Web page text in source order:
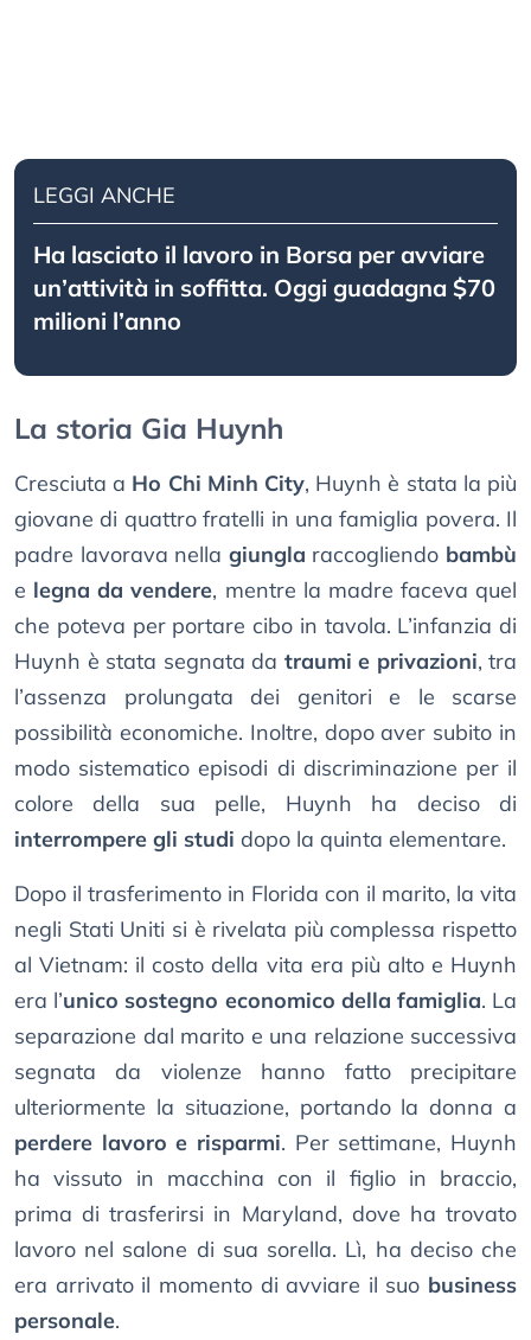
LEGGI ANCHE
Ha lasciato il lavoro in Borsa per avviare
un’attività in soffitta. Oggi guadagna $70
milioni l’anno
La storia Gia Huynh
Cresciuta a Ho Chi Minh City, Huynh è stata la più
giovane di quattro fratelli in una famiglia povera. Il
padre lavorava nella giungla raccogliendo bambù
e legna da vendere, mentre la madre faceva quel
che poteva per portare cibo in tavola. L’infanzia di
Huynh è stata segnata da traumi e privazioni, tra
l’assenza prolungata dei genitori e le scarse
possibilità economiche. Inoltre, dopo aver subito in
modo sistematico episodi di discriminazione per il
colore della sua pelle, Huynh ha deciso di
interrompere gli studi dopo la quinta elementare.
Dopo il trasferimento in Florida con il marito, la vita
negli Stati Uniti si è rivelata più complessa rispetto
al Vietnam: il costo della vita era più alto e Huynh
era l’unico sostegno economico della famiglia. La
separazione dal marito e una relazione successiva
segnata da violenze hanno fatto precipitare
ulteriormente la situazione, portando la donna a
perdere lavoro e risparmi. Per settimane, Huynh
ha vissuto in macchina con il figlio in braccio,
prima di trasferirsi in Maryland, dove ha trovato
lavoro nel salone di sua sorella. Lì, ha deciso che
era arrivato il momento di avviare il suo business
personale.